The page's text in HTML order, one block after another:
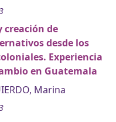
creación de
desde los
Experiencia
en Guatemala
Marina